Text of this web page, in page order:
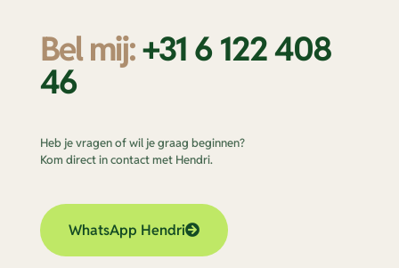
Bel mij:+31 6 122 408
46
Heb je vragen of wil je graag beginnen?
Kom direct in contact met Hendri.
WhatsApp Hendri